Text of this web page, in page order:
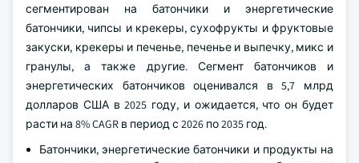
сегментирован на батончики и энергетические
батончики, чипсы и крекеры, сухофрукты и фруктовые
закуски, крекеры и печенье, печенье и выпечку, микс и
гранулы, а также другие. Сегмент батончиков и
энергетических батончиков оценивался в 5,7 млрд
долларов США в 2025 году, и ожидается, что он будет
расти на 8% CAGR в период с 2026 по 2035 год.
Батончики, энергетические батончики и продукты на